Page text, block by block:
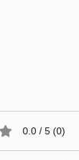
0.0 / 5 (0)